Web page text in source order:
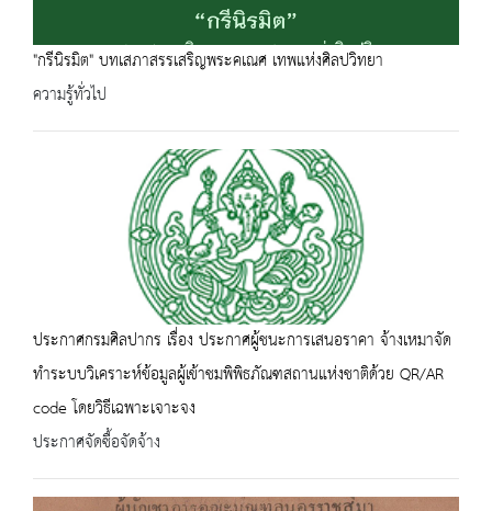
"กรีนิรมิต" บทเสภาสรรเสริญพระคเณศ เทพแห่งศิลปวิทยา
ความรู้ทั่วไป
ประกาศกรมศิลปากร เรื่อง ประกาศผู้ชนะการเสนอราคา จ้างเหมาจัด
ทำระบบวิเคราะห์ข้อมูลผู้เข้าชมพิพิธภัณฑสถานแห่งชาติด้วย QR/AR
code โดยวิธีเฉพาะเจาะจง
ประกาศจัดซื้อจัดจ้าง